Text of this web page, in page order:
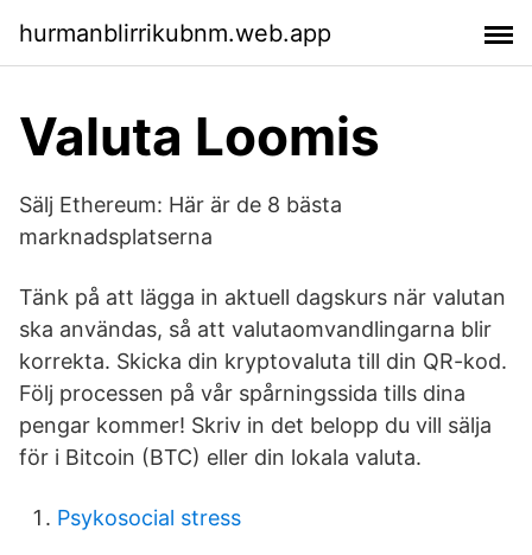
hurmanblirrikubnm.web.app
Valuta Loomis
Sälj Ethereum: Här är de 8 bästa
marknadsplatserna
Tänk på att lägga in aktuell dagskurs när valutan
ska användas, så att valutaomvandlingarna blir
korrekta. Skicka din kryptovaluta till din QR-kod.
Följ processen på vår spårningssida tills dina
pengar kommer! Skriv in det belopp du vill sälja
för i Bitcoin (BTC) eller din lokala valuta.
Psykosocial stress